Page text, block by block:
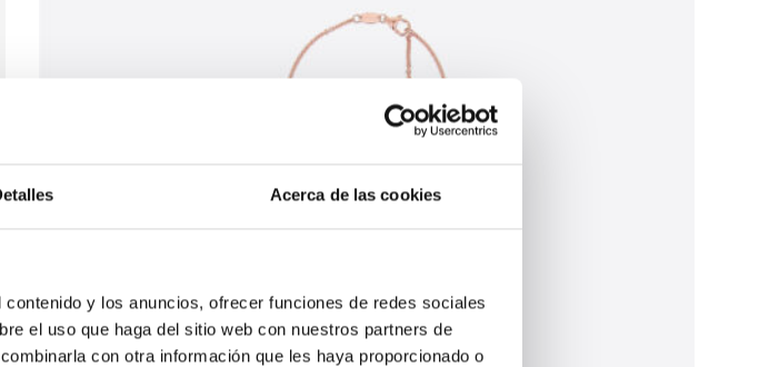
Acerca de las cookies
y los anuncios, ofrecer funciones de redes sociales
el uso que haga del sitio web con nuestros partners de
con otra información que les haya proporcionado o